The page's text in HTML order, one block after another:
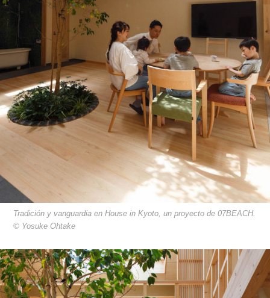
Tradición y vanguardia en House in Kyoto, un proyecto de 07BEACH.
© Yosuke Ohtake